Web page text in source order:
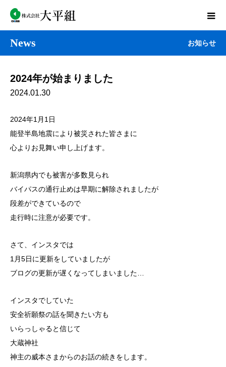
News お知らせ
2024年が始まりました
2024.01.30
2024年1月1日
能登半島地震により被災された皆さまに
心よりお見舞い申し上げます。
新潟県内でも被害が多数見られ
バイパスの通行止めは早期に解除されましたが
段差ができているので
走行時に注意が必要です。
さて、インスタでは
1月5日に更新をしていましたが
ブログの更新が遅くなってしまいました…
インスタでしていた
安全祈願祭の話を聞きたい方も
いらっしゃると信じて
大蔵神社
神主の威本さまからのお話の続きをします。